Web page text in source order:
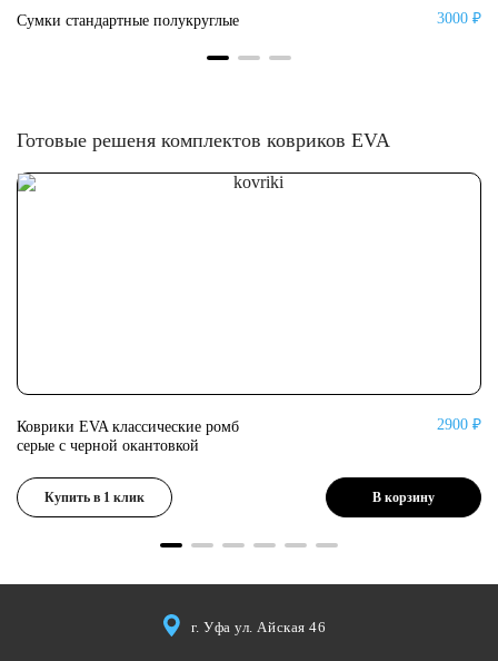
Сумки стандартные полукруглые 3000 ₽
Готовые решеня комплектов ковриков EVA
Коврики EVA классические ромб
серые с черной окантовкой
2900 ₽
Купить в 1 клик В корзину
г. Уфа ул. Айская 46